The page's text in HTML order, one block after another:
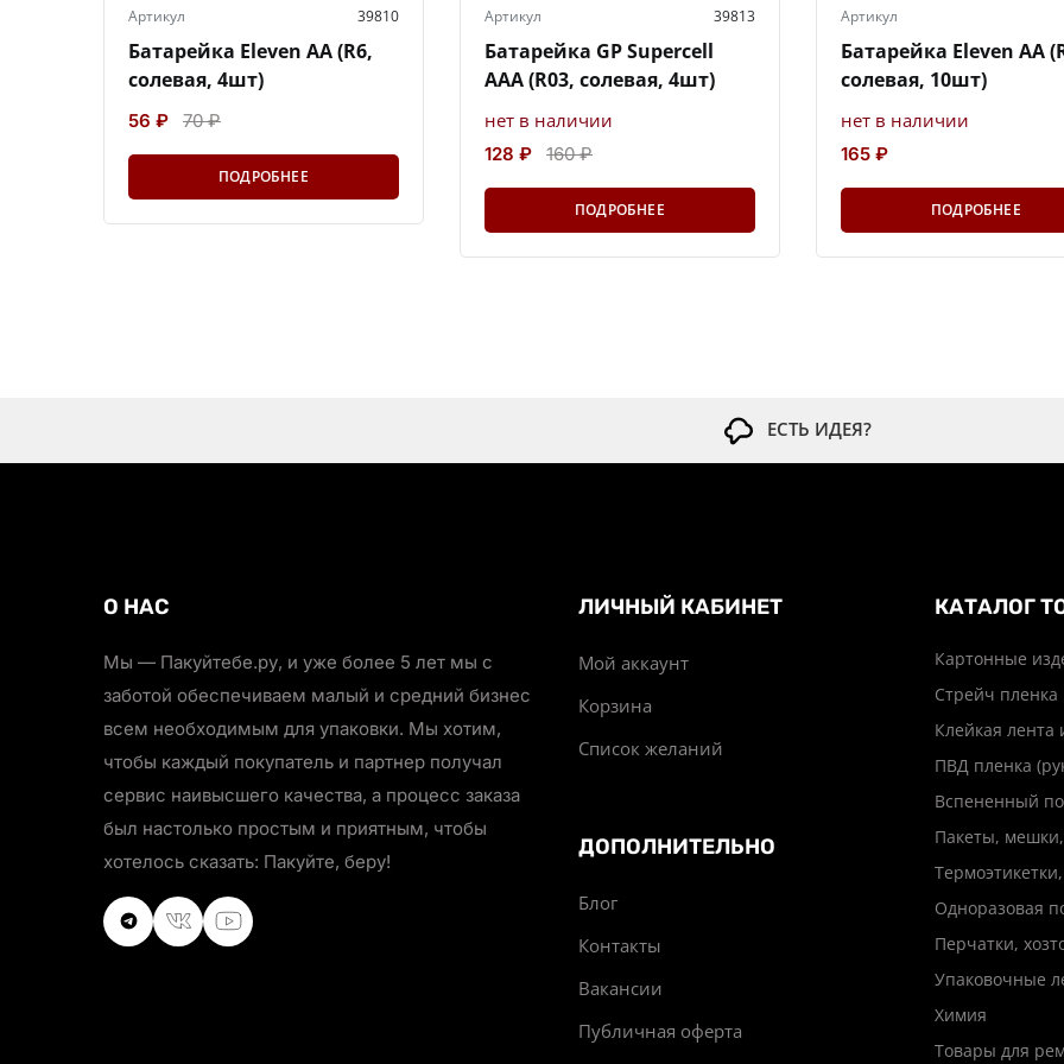
Артикул 39810
Батарейка Eleven AA (R6,
солевая, 4шт)
56 ₽ 70 ₽
ПОДРОБНЕЕ
Артикул 39813
Батарейка GP Supercell
AAA (R03, солевая, 4шт)
нет в наличии
128 ₽ 160 ₽
ПОДРОБНЕЕ
Артикул
Батарейка Eleven AA
солевая, 10шт)
нет в наличии
165 ₽
ПОДРОБНЕЕ
ЕСТЬ ИДЕЯ?
О НАС
Мы — Пакуйтебе.ру, и уже более 5 лет мы с
заботой обеспечиваем малый и средний бизнес
всем необходимым для упаковки. Мы хотим,
чтобы каждый покупатель и партнер получал
сервис наивысшего качества, а процесс заказа
был настолько простым и приятным, чтобы
хотелось сказать: Пакуйте, беру!
VKontakteVKontakteYoutube
ЛИЧНЫЙ КАБИНЕТ
Мой аккаунт
Корзина
Список желаний
ДОПОЛНИТЕЛЬНО
Блог
Контакты
Вакансии
Публичная оферта
КАТАЛОГ
Картонные
Стрейч пленка
Клейкая лента
ПВД пленка
Вспененный
Пакеты,
Одноразовая
Перчатки,
Упаковочные
Химия
Товары для